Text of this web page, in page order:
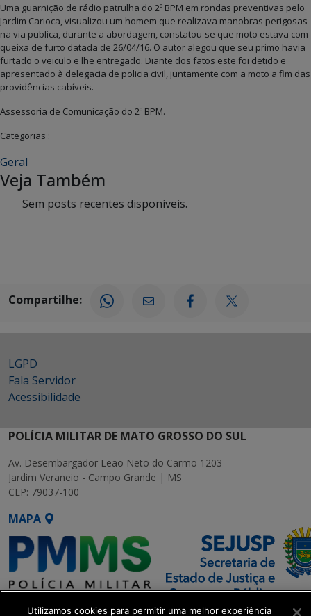
Uma guarnição de rádio patrulha do 2º BPM em rondas preventivas pelo
Jardim Carioca, visualizou um homem que realizava manobras perigosas
na via publica, durante a abordagem, constatou-se que moto estava com
queixa de furto datada de 26/04/16. O autor alegou que seu primo havia
furtado o veiculo e lhe entregado. Diante dos fatos este foi detido e
apresentado à delegacia de policia civil, juntamente com a moto a fim das
providências cabíveis.
Assessoria de Comunicação do 2º BPM.
Categorias :
Geral
Veja Também
Sem posts recentes disponíveis.
Compartilhe:
LGPD
Fala Servidor
Acessibilidade
POLÍCIA MILITAR DE MATO GROSSO DO SUL
Av. Desembargador Leão Neto do Carmo 1203
Jardim Veraneio - Campo Grande | MS
CEP: 79037-100
MAPA
Utilizamos cookies para permitir uma melhor experiência